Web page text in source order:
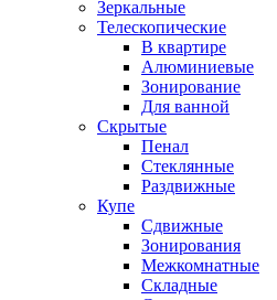
Зеркальные
Телескопические
В квартире
Алюминиевые
Зонирование
Для ванной
Скрытые
Пенал
Стеклянные
Раздвижные
Купе
Сдвижные
Зонирования
Межкомнатные
Складные